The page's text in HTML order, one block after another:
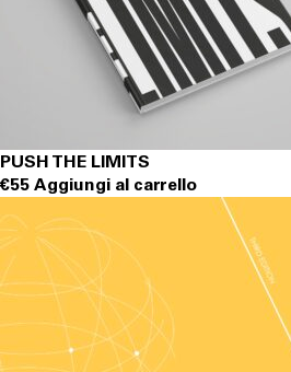
PUSH THE LIMITS
€55 Aggiungi al carrello